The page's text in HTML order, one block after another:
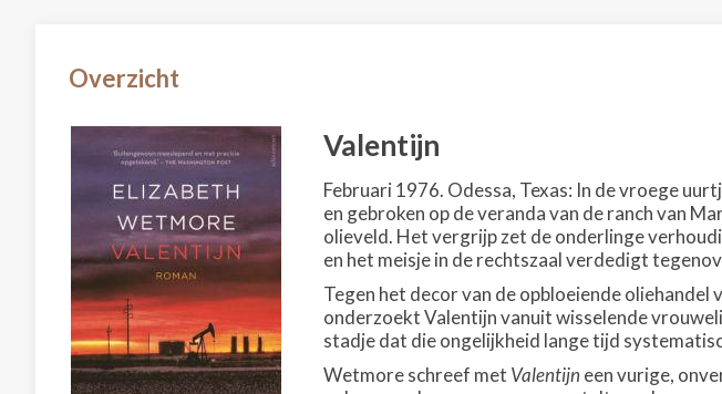
Overzicht
Valentijn
Februari 1976. Odessa, Texas: In de vroege
en gebroken op de veranda van de ranch van
olieveld. Het vergrijp zet de onderlinge
en het meisje in de rechtszaal verdedigt
Tegen het decor van de opbloeiende
onderzoekt Valentijn vanuit wisselende
stadje dat die ongelijkheid lange tijd
Wetmore schreef met Valentijn een vurige,